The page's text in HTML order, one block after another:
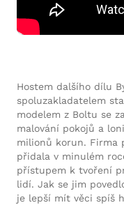
Hostem dalšího dílu
spoluzakladatelem
modelem z Boltu se
malování pokojů a
milionů korun. Firma
přidala v minulém
přístupem k tvoření
lidí. Jak se jim
je lepší mít věci spíš